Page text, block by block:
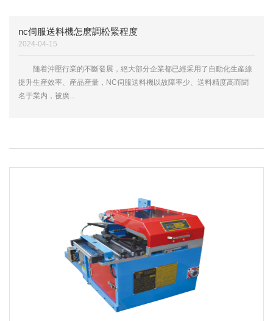
nc伺服送料機怎麽調松緊程度
2024-04-15
随着沖壓行業的不斷發展，絕大部分企業都已經采用了自動化生産線
提升生産效率、産品産量，NC伺服送料機以故障率少、送料精度高而聞
名于業内，被廣...